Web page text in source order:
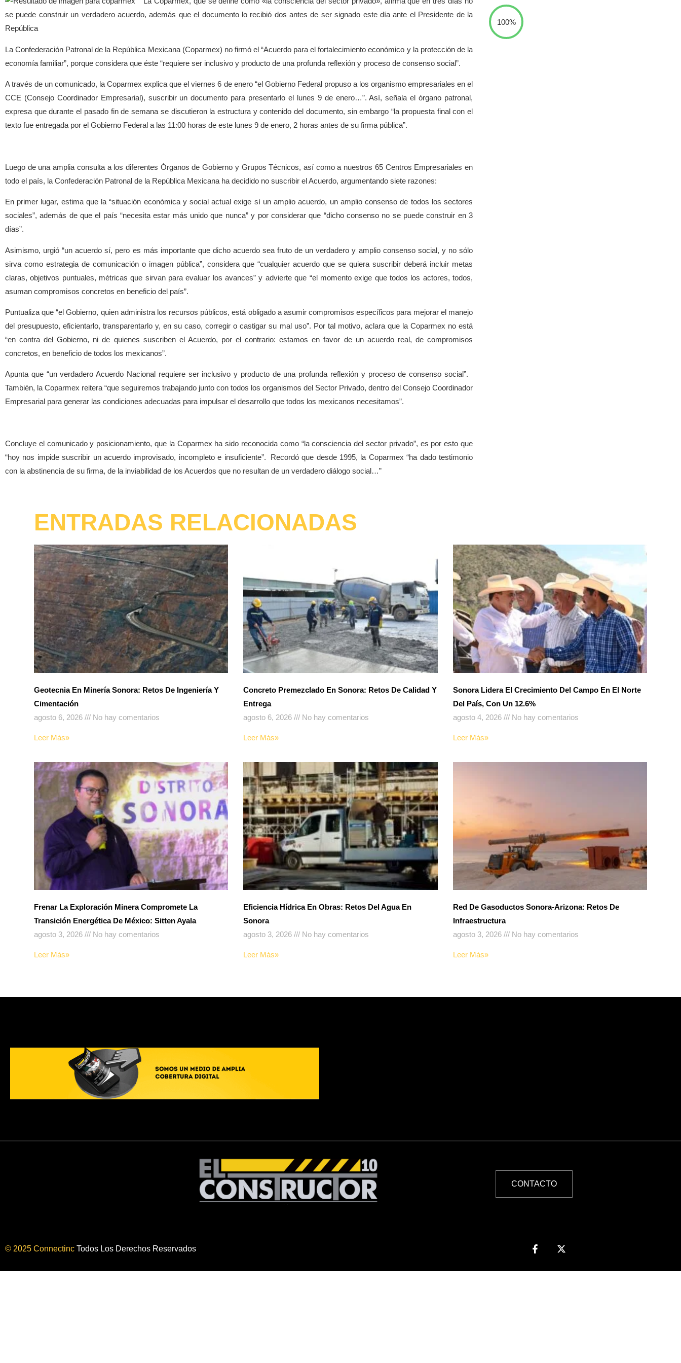
se puede construir un verdadero acuerdo, además que el documento lo recibió dos antes de ser signado este día ante el Presidente de la
República
La Confederación Patronal de la República Mexicana (Coparmex) no firmó el “Acuerdo para el fortalecimiento económico y la protección de la
economía familiar”, porque considera que éste “requiere ser inclusivo y producto de una profunda reflexión y proceso de consenso social”.
A través de un comunicado, la Coparmex explica que el viernes 6 de enero “el Gobierno Federal propuso a los organismo empresariales en el
CCE (Consejo Coordinador Empresarial), suscribir un documento para presentarlo el lunes 9 de enero…”. Así, señala el órgano patronal,
expresa que durante el pasado fin de semana se discutieron la estructura y contenido del documento, sin embargo “la propuesta final con el
texto fue entregada por el Gobierno Federal a las 11:00 horas de este lunes 9 de enero, 2 horas antes de su firma pública”.
Luego de una amplia consulta a los diferentes Órganos de Gobierno y Grupos Técnicos, así como a nuestros 65 Centros Empresariales en
todo el país, la Confederación Patronal de la República Mexicana ha decidido no suscribir el Acuerdo, argumentando siete razones:
En primer lugar, estima que la “situación económica y social actual exige sí un amplio acuerdo, un amplio consenso de todos los sectores
sociales”, además de que el país “necesita estar más unido que nunca” y por considerar que “dicho consenso no se puede construir en 3
días”.
Asimismo, urgió “un acuerdo sí, pero es más importante que dicho acuerdo sea fruto de un verdadero y amplio consenso social, y no sólo
sirva como estrategia de comunicación o imagen pública”, considera que “cualquier acuerdo que se quiera suscribir deberá incluir metas
claras, objetivos puntuales, métricas que sirvan para evaluar los avances” y advierte que “el momento exige que todos los actores, todos,
asuman compromisos concretos en beneficio del país”.
Puntualiza que “el Gobierno, quien administra los recursos públicos, está obligado a asumir compromisos específicos para mejorar el manejo
del presupuesto, eficientarlo, transparentarlo y, en su caso, corregir o castigar su mal uso”. Por tal motivo, aclara que la Coparmex no está
“en contra del Gobierno, ni de quienes suscriben el Acuerdo, por el contrario: estamos en favor de un acuerdo real, de compromisos
concretos, en beneficio de todos los mexicanos”.
Apunta que “un verdadero Acuerdo Nacional requiere ser inclusivo y producto de una profunda reflexión y proceso de consenso social”.
También, la Coparmex reitera “que seguiremos trabajando junto con todos los organismos del Sector Privado, dentro del Consejo Coordinador
Empresarial para generar las condiciones adecuadas para impulsar el desarrollo que todos los mexicanos necesitamos”.
Concluye el comunicado y posicionamiento, que la Coparmex ha sido reconocida como “la consciencia del sector privado”, es por esto que
“hoy nos impide suscribir un acuerdo improvisado, incompleto e insuficiente”.
Recordó que desde 1995, la Coparmex “ha dado testimonio
con la abstinencia de su firma, de la inviabilidad de los Acuerdos que no resultan de un verdadero diálogo social…”
100%
ENTRADAS RELACIONADAS
Geotecnia En Minería Sonora: Retos De Ingeniería Y
Cimentación
agosto 6, 2026
No hay comentarios
Leer Más»
Concreto Premezclado En Sonora: Retos De Calidad Y
Entrega
agosto 6, 2026
No hay comentarios
Leer Más»
Sonora Lidera El Crecimiento Del Campo En El Norte
Del País, Con Un 12.6%
agosto 4, 2026
No hay comentarios
Leer Más»
Frenar La Exploración Minera Compromete La
Transición Energética De México: Sitten Ayala
agosto 3, 2026
No hay comentarios
Leer Más»
Eficiencia Hídrica En Obras: Retos Del Agua En
Sonora
agosto 3, 2026
No hay comentarios
Leer Más»
Red De Gasoductos Sonora-Arizona: Retos De
Infraestructura
agosto 3, 2026
No hay comentarios
Leer Más»
CONTACTO
© 2025 Connectinc Todos Los Derechos Reservados